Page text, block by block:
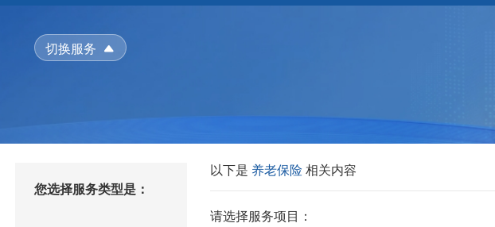
切换服务
您选择服务类型是：
以下是 养老保险相关内容
请选择服务项目：